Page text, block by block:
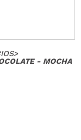
>
- MOCHA